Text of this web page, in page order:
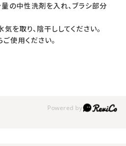
の中性洗剤を入れ、ブラシ部分
を取り、陰干ししてください。
使用ください。